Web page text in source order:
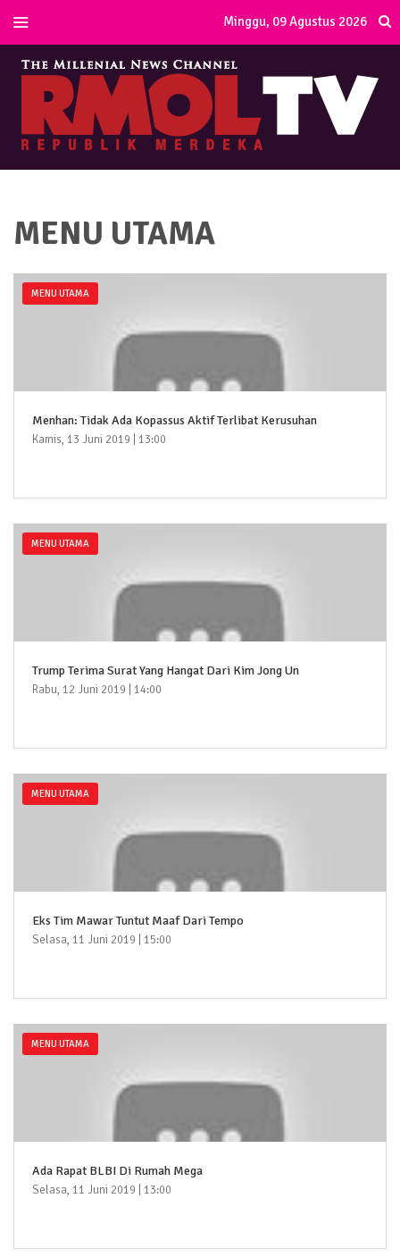
Minggu, 09 Agustus 2026
MENU UTAMA
MENU UTAMA
Menhan: Tidak Ada Kopassus Aktif Terlibat Kerusuhan
Kamis, 13 Juni 2019 | 13:00
MENU UTAMA
Trump Terima Surat Yang Hangat Dari Kim Jong Un
Rabu, 12 Juni 2019 | 14:00
MENU UTAMA
Eks Tim Mawar Tuntut Maaf Dari Tempo
Selasa, 11 Juni 2019 | 15:00
MENU UTAMA
Ada Rapat BLBI Di Rumah Mega
Selasa, 11 Juni 2019 | 13:00